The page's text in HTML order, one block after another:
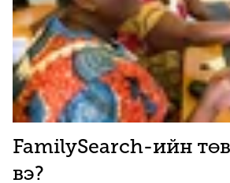
FamilySearch-ийн
вэ?